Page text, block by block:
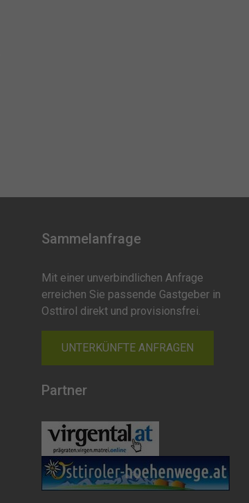
Sammelanfrage
Mit einer unverbindlichen Anfrage
erreichen Sie passende Gastgeber in
Osttirol direkt und provisionsfrei.
UNTERKÜNFTE ANFRAGEN
Partner